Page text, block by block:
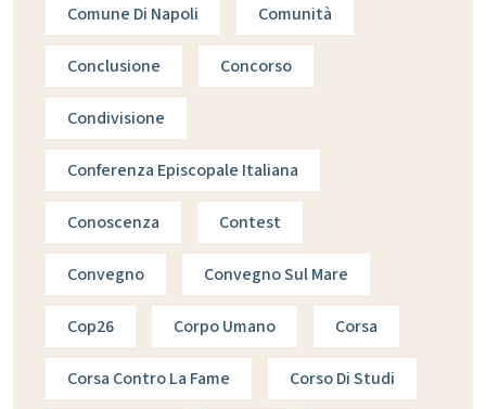
Comune Di Napoli Comunità
Conclusione Concorso
Condivisione
Conferenza Episcopale Italiana
Conoscenza Contest
Convegno Convegno Sul Mare
Cop26 Corpo Umano Corsa
Corsa Contro La Fame Corso Di Studi